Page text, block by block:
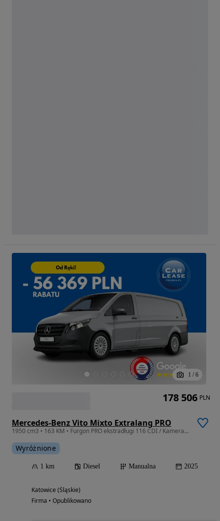
1 / 6
Mercedes-Benz Vito Mixto Extralang PRO
1950 cm3 • 163 KM • Furgon PRO ekstradługi 116 CDI / Kamera cofania / Carplay / Leasing
Wyróżnione
1 km Diesel Manualna 2025
Katowice (Śląskie)
Firma • Opublikowano
178 506 PLN